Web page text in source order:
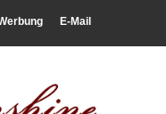
E-Mail